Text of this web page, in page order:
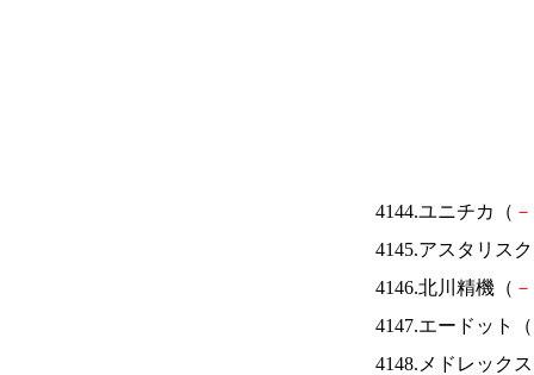
4144.ユニチカ（ －
4145.アスタリス
4146.北川精機（ －
4147.エードット（
4148.メドレック